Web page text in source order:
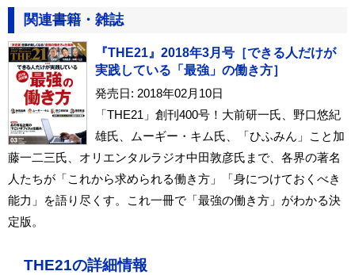
関連書籍・雑誌
『THE21』2018年3月号［できる人だけが
実践している「最強」の働き方］
発売日: 2018年02月10日
「THE21」創刊400号！大前研一氏、野口悠紀
雄氏、ムーギー・キム氏、「ひふみん」こと加
藤一二三氏、オリエンタルラジオ中田敦彦氏まで、各界の著名
人たちが「これから求められる働き方」「身につけておくべき
能力」を語り尽くす。これ一冊で「最強の働き方」がわかる決
定版。
THE21の詳細情報